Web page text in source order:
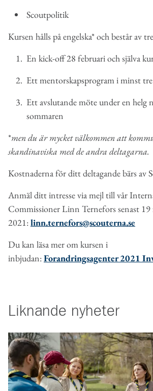
Scoutpolitik
Kursen hålls på engelska* och består av
En kick-off 28 februari och själva
Ett mentorskapsprogram i minst
Ett avslutande möte under en helg
sommaren
*men du är mycket välkommen att
skandinaviska med de andra deltagarna.
Kostnaderna för ditt deltagande bärs av
Anmäl ditt intresse via mejl till vår
Commissioner Linn Ternefors senast
2021:linn.ternefors@scouterna.se
Du kan läsa mer om kursen i
inbjudan:Forandringsagenter 2021
Liknande nyheter